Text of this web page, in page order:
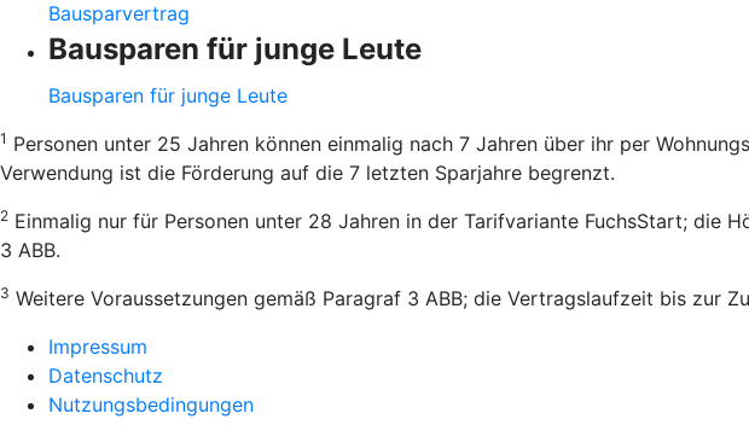
Bausparvertrag
Bausparen für junge Leute
Bausparen für junge Leute
1 Personen unter 25 Jahren können einmalig nach 7 Jahren über ihr per
Verwendung ist die Förderung auf die 7 letzten Sparjahre begrenzt.
2 Einmalig nur für Personen unter 28 Jahren in der Tarifvariante FuchsStart; die
3 ABB.
3 Weitere Voraussetzungen gemäß Paragraf 3 ABB; die Vertragslaufzeit bis zur
Impressum
Datenschutz
Nutzungsbedingungen